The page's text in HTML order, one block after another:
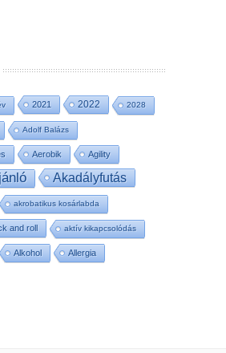
2021 2022 2028
Adolf Balázs
Aerobik Agility
Akadályfutás
akrobatikus kosárlabda
and roll aktív kikapcsolódás
Alkohol Allergia